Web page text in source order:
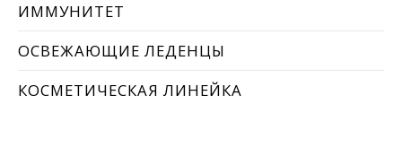
ИММУНИТЕТ
ОСВЕЖАЮЩИЕ ЛЕДЕНЦЫ
КОСМЕТИЧЕСКАЯ ЛИНЕЙКА